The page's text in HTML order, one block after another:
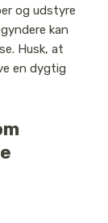
og udstyre
kan
Husk, at
en dygtig